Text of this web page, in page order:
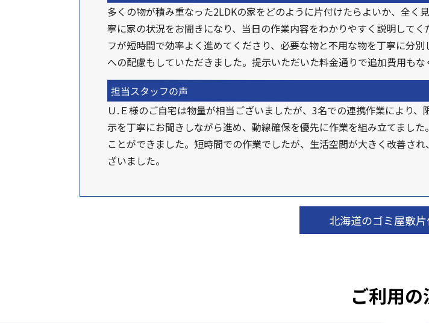
多くの物が積み重なった2LDKの家をどのように片付けたらよいか、全
寧に家の状況をお聞きになり、当日の作業内容をわかりやすく説明して
フが短時間で効率よく進めてくださり、必要な物と不用な物を丁寧に分
への配慮もしていただきました。提示いただいた料金通りで追加費用もな
担当スタッフの声
Ｕ.Ｅ様のご自宅は物量が相当ございましたが、3名での連携作業により
示を丁寧にお聞きしながら進め、動線確保を優先に作業を組み立てまし
ことができました。短時間での作業でしたが、生活空間が大きく改善さ
ざいました。
北海道のゴミ屋敷
ご利用